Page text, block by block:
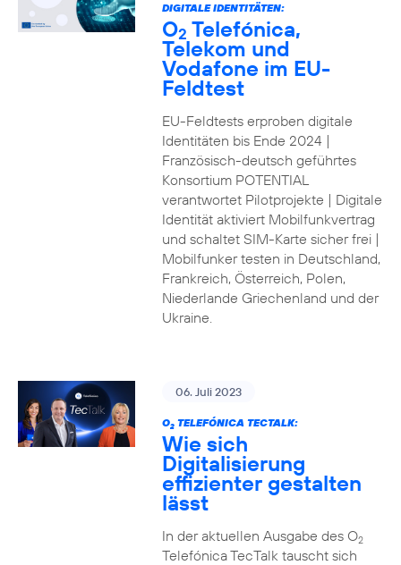
DIGITALE IDENTITÄTEN:
O2 Telefónica,
Telekom und
Vodafone im EU-
Feldtest
EU-Feldtests erproben digitale
Identitäten bis Ende 2024 |
Französisch-deutsch geführtes
Konsortium POTENTIAL
verantwortet Pilotprojekte | Digitale
Identität aktiviert Mobilfunkvertrag
und schaltet SIM-Karte sicher frei |
Mobilfunker testen in Deutschland,
Frankreich, Österreich, Polen,
Niederlande Griechenland und der
Ukraine.
06. Juli 2023
O2TELEFÓNICA TECTALK:
Wie sich
Digitalisierung
effizienter gestalten
lässt
In der aktuellen Ausgabe des O2
Telefónica TecTalk tauscht sich